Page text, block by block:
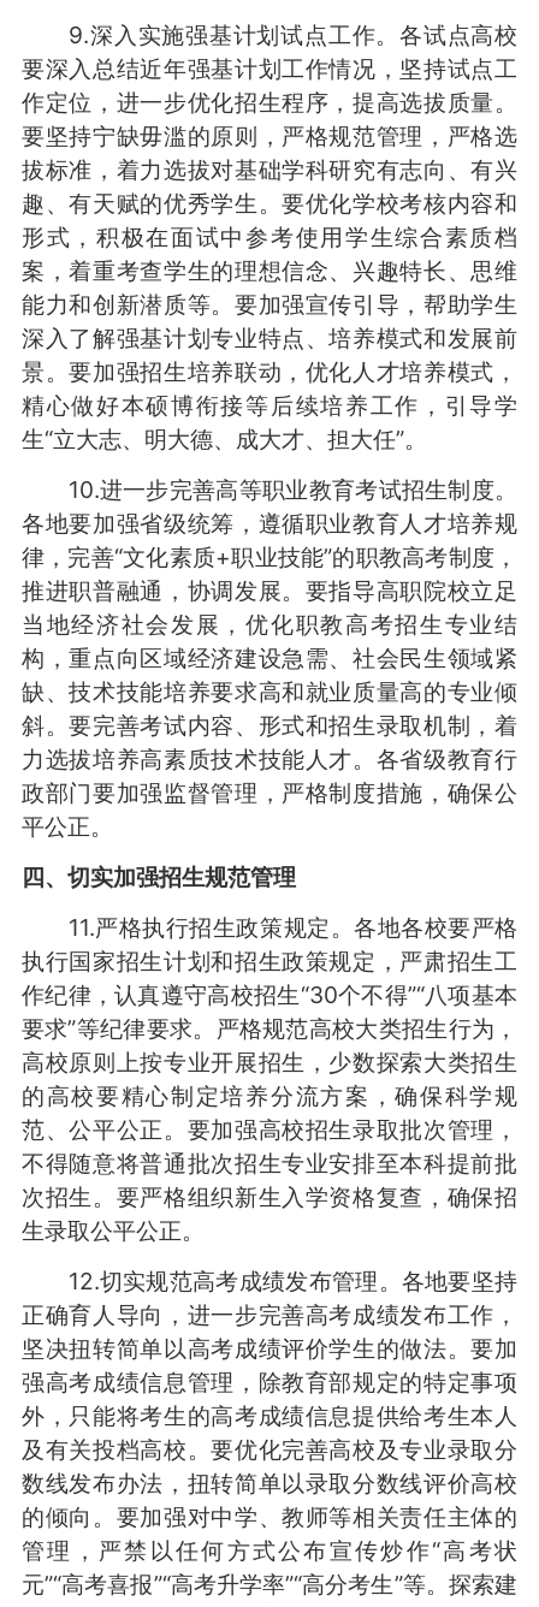
9.深入实施强基计划试点工作。各试点高校
要深入总结近年强基计划工作情况，坚持试点工
作定位，进一步优化招生程序，提高选拔质量。
要坚持宁缺毋滥的原则，严格规范管理，严格选
拔标准，着力选拔对基础学科研究有志向、有兴
趣、有天赋的优秀学生。要优化学校考核内容和
形式，积极在面试中参考使用学生综合素质档
案，着重考查学生的理想信念、兴趣特长、思维
能力和创新潜质等。要加强宣传引导，帮助学生
深入了解强基计划专业特点、培养模式和发展前
景。要加强招生培养联动，优化人才培养模式，
精心做好本硕博衔接等后续培养工作，引导学
生“立大志、明大德、成大才、担大任”。
10.进一步完善高等职业教育考试招生制度。
各地要加强省级统筹，遵循职业教育人才培养规
律，完善“文化素质+职业技能”的职教高考制度，
推进职普融通，协调发展。要指导高职院校立足
当地经济社会发展，优化职教高考招生专业结
构，重点向区域经济建设急需、社会民生领域紧
缺、技术技能培养要求高和就业质量高的专业倾
斜。要完善考试内容、形式和招生录取机制，着
力选拔培养高素质技术技能人才。各省级教育行
政部门要加强监督管理，严格制度措施，确保公
平公正。
四、切实加强招生规范管理
11.严格执行招生政策规定。各地各校要严格
执行国家招生计划和招生政策规定，严肃招生工
作纪律，认真遵守高校招生“30个不得”“八项基本
要求”等纪律要求。严格规范高校大类招生行为，
高校原则上按专业开展招生，少数探索大类招生
的高校要精心制定培养分流方案，确保科学规
范、公平公正。要加强高校招生录取批次管理，
不得随意将普通批次招生专业安排至本科提前批
次招生。要严格组织新生入学资格复查，确保招
生录取公平公正。
12.切实规范高考成绩发布管理。各地要坚持
正确育人导向，进一步完善高考成绩发布工作，
坚决扭转简单以高考成绩评价学生的做法。要加
强高考成绩信息管理，除教育部规定的特定事项
外，只能将考生的高考成绩信息提供给考生本人
及有关投档高校。要优化完善高校及专业录取分
数线发布办法，扭转简单以录取分数线评价高校
的倾向。要加强对中学、教师等相关责任主体的
管理，严禁以任何方式公布宣传炒作“高考状
元”“高考喜报”“高考升学率”“高分考生”等。探索建